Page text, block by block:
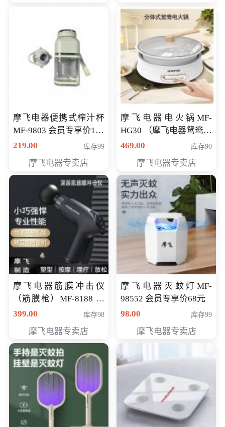
摩飞电器便携式榨汁杯
MF-9803 会员专享价138
元
219.00 库存99
摩飞电器专卖店
摩飞电器电火锅MF-
HG30 （摩飞电器鸳鸯锅
MF-HG30 ） 会员专享价
469.00 库存90
摩飞电器专卖店
摩飞电器筋膜冲击仪
（筋膜枪）MF-8188 会
员专享价268元
399.00 库存98
摩飞电器专卖店
摩飞电器灭蚊灯MF-
98552 会员专享价68元
98.00
库存99
摩飞电器专卖店